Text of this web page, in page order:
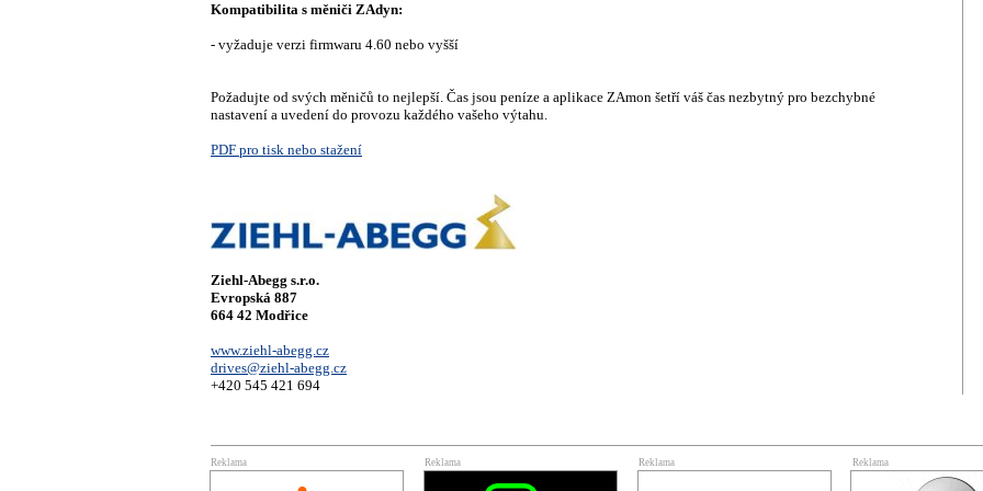
Kompatibilita s měniči ZAdyn:
- vyžaduje verzi firmwaru 4.60 nebo vyšší
Požadujte od svých měničů to nejlepší. Čas jsou peníze a aplikace ZAmon šetří váš čas nezbytný pro bezchybné
nastavení a uvedení do provozu každého vašeho výtahu.
PDF pro tisk nebo stažení
Ziehl-Abegg s.r.o.
Evropská 887
664 42 Modřice
www.ziehl-abegg.cz
drives@ziehl-abegg.cz
+420 545 421 694
Reklama Reklama Reklama Reklama